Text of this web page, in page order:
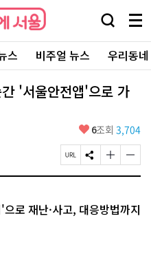
검
창
열
기
메
뉴
전
체
보
스 비주얼 뉴스 우리동
'서울안전앱'으로 가
좋
요
6조회 3,704
페
이
R
L
S
N
유
하
글
자
크
게
글
자
작
게
로 재난·사고, 대응방법까지